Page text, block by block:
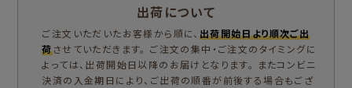
出荷について
ご注文いただいたお客様から順に、 出荷開始日より順次ご出
荷させていただきます。 ご注文の集中・ご注文のタイミングに
よっては、出荷開始日以降のお届けとなります。 またコンビニ
決済の入金期日により、ご出荷の順番が前後する場合もござ